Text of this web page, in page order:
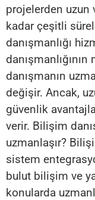
projelerden
kadar çeşitli
danışmanlığı
danışmanın
değişir. Ancak,
güvenlik
verir. Bilişim
uzmanlaşır?
sistem
bulut bilişim ve
konularda